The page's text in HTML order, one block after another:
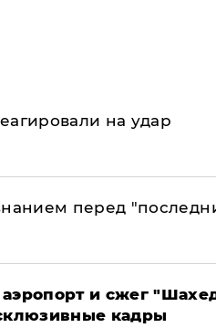
на удар
перед
и сжег
кадры